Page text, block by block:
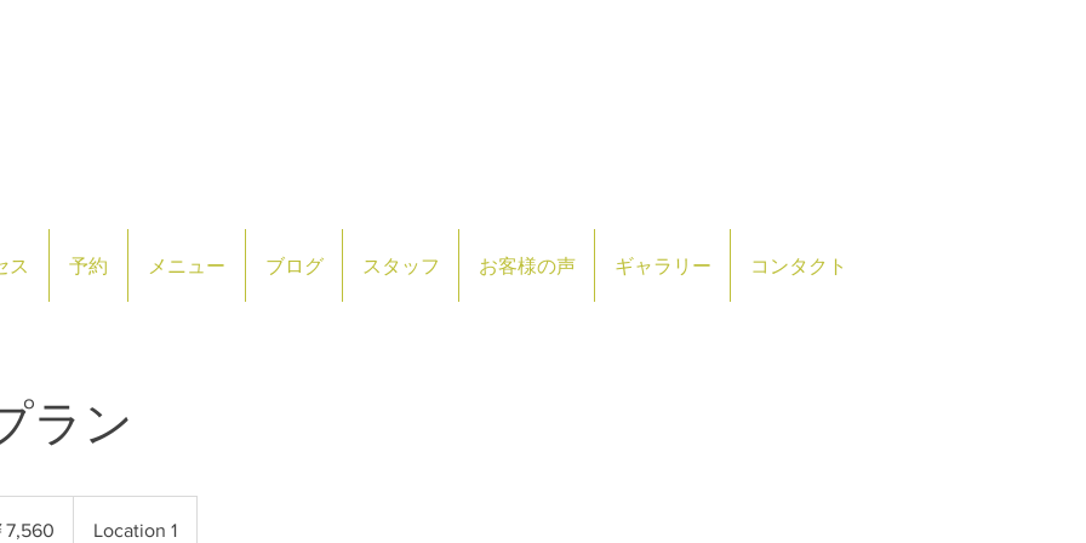
ス 予約 メニュー ブログ スタッフ お客様の声 ギャラリー コンタクト
ラン
7,560 Location 1